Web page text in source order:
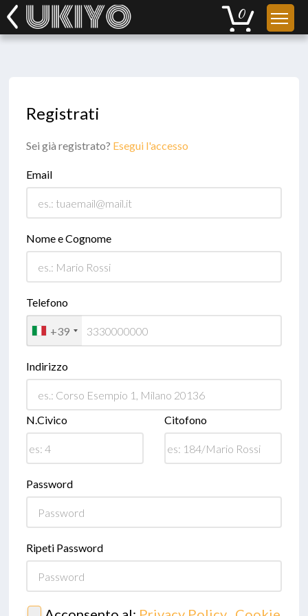
Registrati
Sei già registrato? Esegui l'accesso
Email
Nome e Cognome
Telefono
+39
Indirizzo
N.Civico Citofono
Password
Ripeti Password